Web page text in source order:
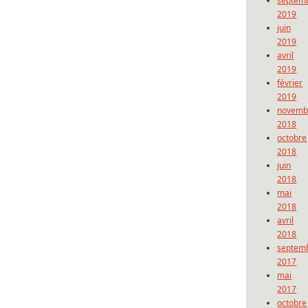
2019
juin
2019
avril
2019
février
2019
2018
octobre
2018
juin
2018
mai
2018
avril
2018
2017
mai
2017
octobre